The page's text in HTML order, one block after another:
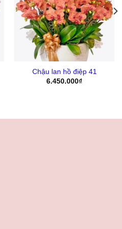
Yêu
Thich
Chậu lan hồ điệp 41
6.450.000₫